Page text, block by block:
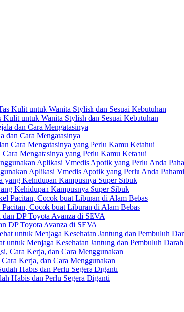
untuk Wanita Stylish dan Sesuai Kebutuhan
dan Cara Mengatasinya
Cara Mengatasinya yang Perlu Kamu Ketahui
Aplikasi Vmedis Apotik yang Perlu Anda Pahami
Kehidupan Kampusnya Super Sibuk
Cocok buat Liburan di Alam Bebas
DP Toyota Avanza di SEVA
untuk Menjaga Kesehatan Jantung dan Pembuluh Darah
Kerja, dan Cara Menggunakan
Habis dan Perlu Segera Diganti